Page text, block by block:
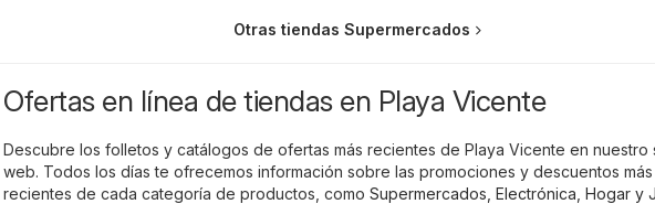
Otras tiendas Supermercados
Ofertas en línea de tiendas en Playa Vicente
Descubre los folletos y catálogos de ofertas más recientes de Playa Vicente en nuestro
web. Todos los días te ofrecemos información sobre las promociones y descuentos más
recientes de cada categoría de productos, como Supermercados Electrónica Hogar y